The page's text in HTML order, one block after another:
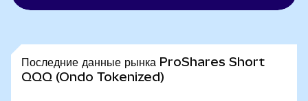
Последние данные рынка ProShares Short
QQQ (Ondo Tokenized)